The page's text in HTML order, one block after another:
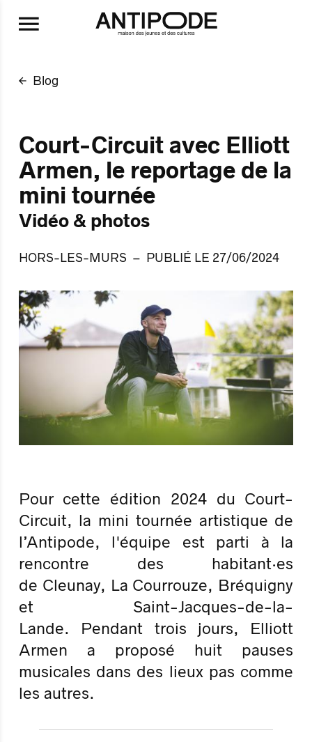
Aller au contenu principal
Blog
Court-Circuit avec Elliott
Armen, le reportage de la
mini tournée
Vidéo & photos
HORS-LES-MURS PUBLIÉ LE 27/06/2024
Pour cette édition 2024 du Court-
Circuit, la mini tournée artistique de
l’Antipode, l'équipe est parti à la
rencontre des habitant·es
de Cleunay, La Courrouze, Bréquigny
et Saint-Jacques-de-la-
Lande. Pendant trois jours, Elliott
Armen a proposé huit pauses
musicales dans des lieux pas comme
les autres.